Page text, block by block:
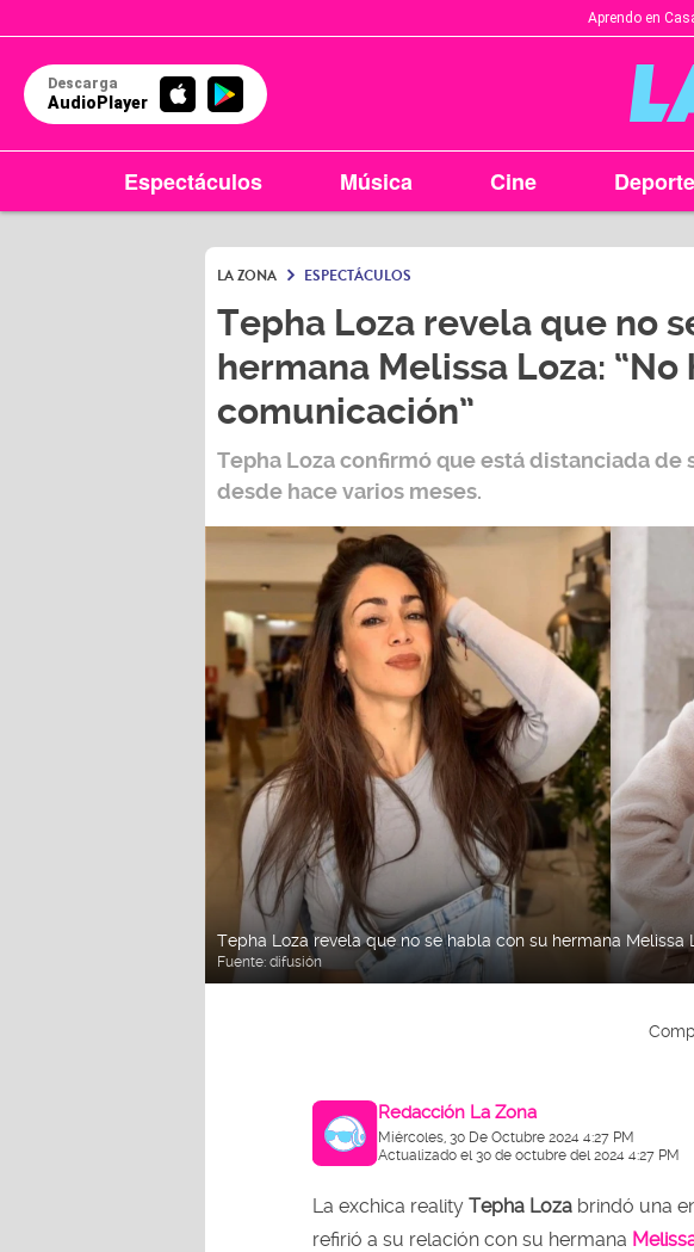
Aprendo en
Descarga
AudioPlayer
Espectáculos Música Cine
LA ZONA ESPECTÁCULOS
Tepha Loza revela que no
hermana Melissa Loza: “No
comunicación”
Tepha Lozaconfirmó que está distanciada de
desde hace varios meses.
Tepha Loza revela que no se habla con su hermana Melissa
Fuente: difusión
Redacción La Zona
Miércoles, 30 De Octubre 2024 4:27 PM
Actualizado el 30 de octubre del 2024 4:27 PM
La exchica reality Tepha Loza brindó una
refirió a su relación con su hermana